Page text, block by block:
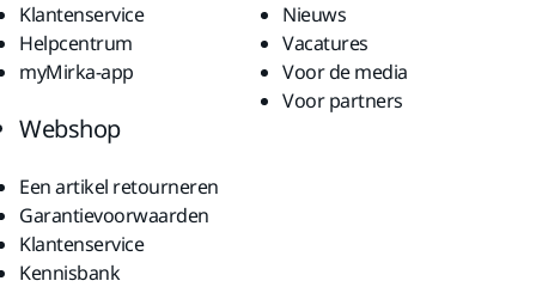
Klantenservice
Helpcentrum
myMirka-app
Nieuws
Vacatures
Voor de media
Voor partners
Webshop
Een artikel retourneren
Garantievoorwaarden
Klantenservice
Kennisbank